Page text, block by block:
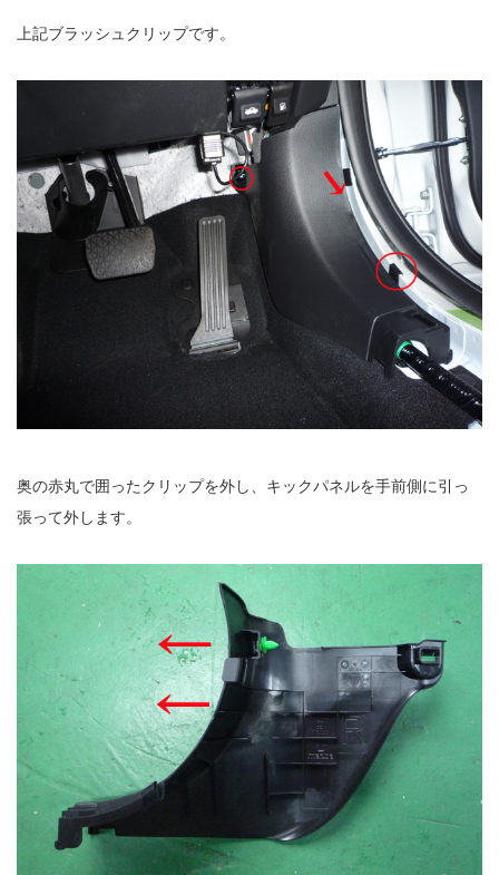
上記ブラッシュクリップです。
奥の赤丸で囲ったクリップを外し、キックパネルを手前側に引っ
張って外します。